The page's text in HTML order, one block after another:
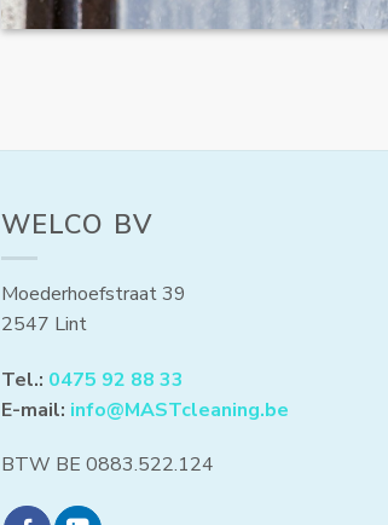
WELCO BV
Moederhoefstraat 39
2547 Lint
Tel.: 0475 92 88 33
E-mail: info@MASTcleaning.be
BTW BE 0883.522.124